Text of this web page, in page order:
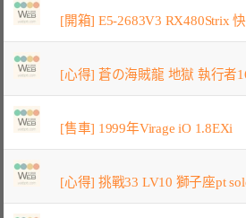
[開箱] E5-2683V3 RX480Strix
[心得] 蒼の海賊龍 地獄 執行者
[售車] 1999年Virage iO 1.8EXi
[心得] 挑戰33 LV10 獅子座pt